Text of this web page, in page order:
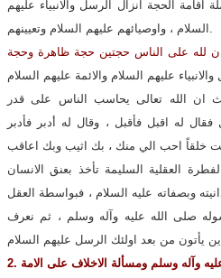
الحجة انزال الرسل والانبياء عليهم
لله على الناس حجتين حجة ظاهرة وحجة
ان الله تعالى يحاسب الناس على قدر
له اقبل فأقبل ، وقال له أدبر فأدبر
العقلية السليمة تأخذ بعنق الانسان
وبصفاته عليه السلام ، فبواسطة العقل
صلى الله عليه وآله وسلم ، ثم نعرف